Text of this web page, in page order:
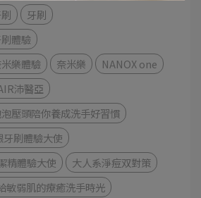
牙刷
體驗
樂體驗
奈米樂
NANOX one
沛醫亞
壓頭陪你養成洗手好習慣
刷體驗大使
精體驗大使
大人系淨痘双對策
敏弱肌的療癒洗手時光